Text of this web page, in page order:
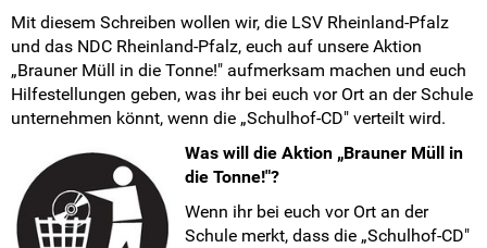
SV-Arbeit vor Ort
Du hast Recht(e)
Weitersurfen
Termine
Shop
Mit diesem Schreiben wollen wir, die LSV Rheinland-Pfalz
und das NDC Rheinland-Pfalz, euch auf unsere Aktion
„Brauner Müll in die Tonne!" aufmerksam machen und euch
Hilfestellungen geben, was ihr bei euch vor Ort an der Schule
unternehmen könnt, wenn die „Schulhof-CD" verteilt wird.
Was will die Aktion „Brauner Müll in
die Tonne!"?
Wenn ihr bei euch vor Ort an der
Schule merkt, dass die „Schulhof-CD"